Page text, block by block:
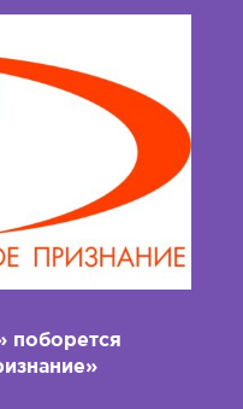
поборется